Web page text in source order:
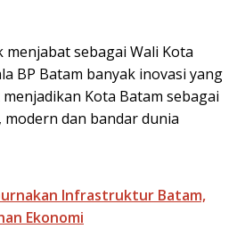
menjabat sebagai Wali Kota
BP Batam banyak inovasi yang
Kota Batam sebagai
dan bandar dunia
Infrastruktur Batam,
Ekonomi